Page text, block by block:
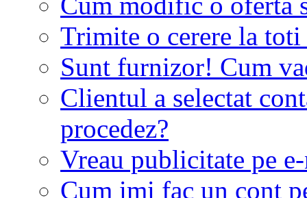
Trimite o cerere la
Sunt furnizor! Cum
Clientul a selectat
procedez?
Vreau publicitate pe
Cum imi fac un cont